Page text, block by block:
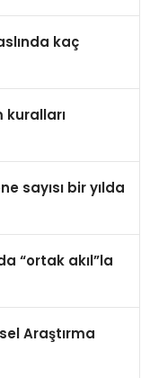
kaç
kuralları
sayısı bir yılda
“ortak akıl”la
Araştırma